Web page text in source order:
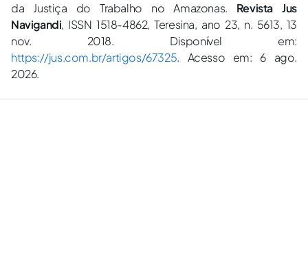
da Justiça do Trabalho no Amazonas. Revista Jus
Navigandi, ISSN 1518-4862, Teresina, ano 23, n. 5613, 13
nov. 2018. Disponível em:
https://jus.com.br/artigos/67325. Acesso em: 6 ago.
2026.